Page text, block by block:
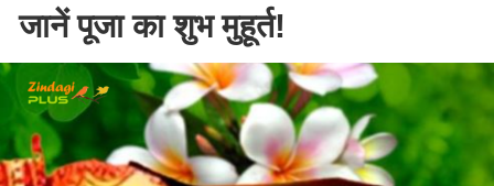
जानें पूजा का शुभ मुहूर्त!